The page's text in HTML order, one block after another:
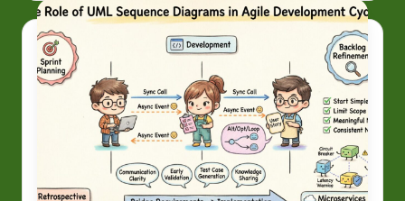
o
ft
w
In